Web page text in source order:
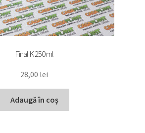
Final K 250 ml
28,00 lei
Adaugă în coș